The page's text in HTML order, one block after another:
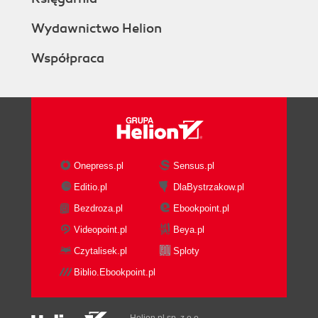
Wydawnictwo Helion
Współpraca
Onepress.pl
Sensus.pl
Editio.pl
DlaBystrzakow.pl
Bezdroza.pl
Ebookpoint.pl
Videopoint.pl
Beya.pl
Czytalisek.pl
Sploty
Biblio.Ebookpoint.pl